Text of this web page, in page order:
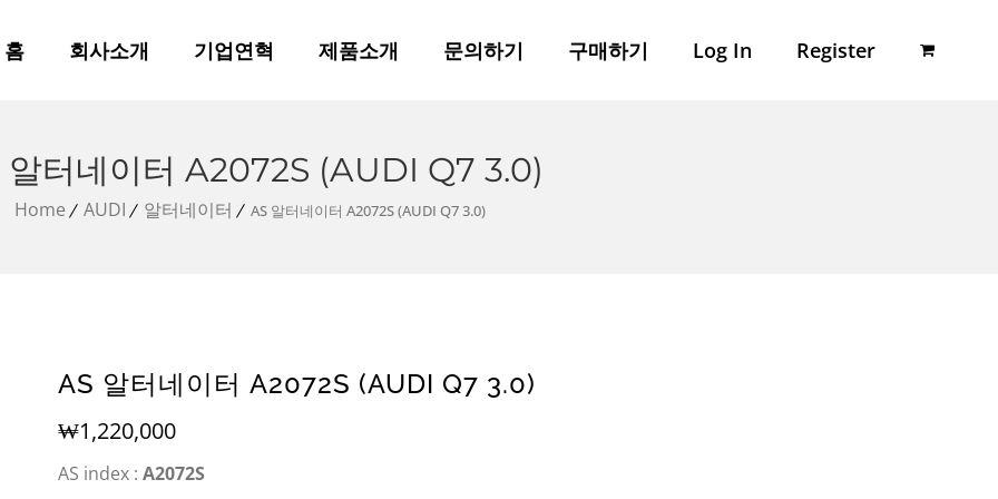
홈 회사소개 기업연혁 제품소개 문의하기 구매하기 Log In Register
알터네이터 A2072S (AUDI Q7 3.0)
Home AUDI 알터네이터 AS 알터네이터 A2072S (AUDI Q7 3.0)
AS 알터네이터 A2072S (AUDI Q7 3.0)
₩1,220,000
AS index : A2072S